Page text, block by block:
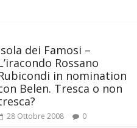
dei Famosi –
Rossano
in nomination
Belen. Tresca o non
28 Ottobre 2008 0